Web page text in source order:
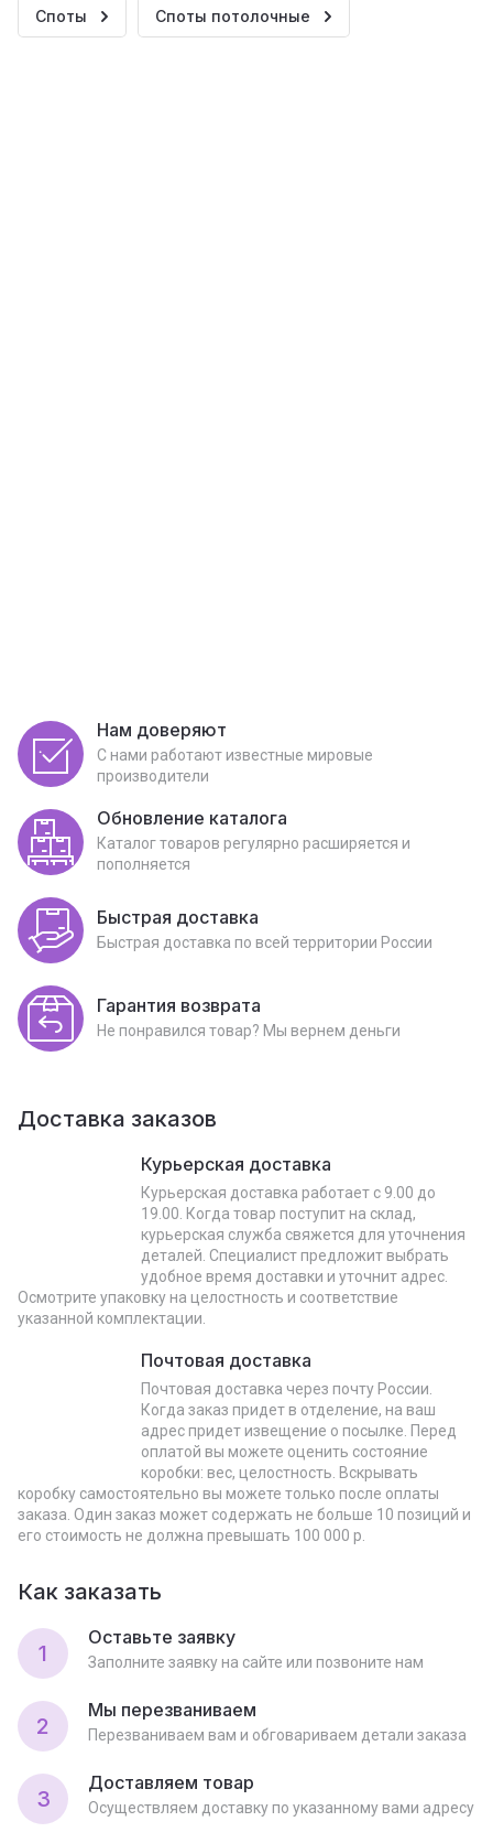
Споты Споты потолочные
Нам доверяют
С нами работают известные мировые
производители
Обновление каталога
Каталог товаров регулярно расширяется и
пополняется
Быстрая доставка
Быстрая доставка по всей территории России
Гарантия возврата
Не понравился товар? Мы вернем деньги
Доставка заказов
Курьерская доставка
Курьерская доставка работает с 9.00 до
19.00. Когда товар поступит на склад,
курьерская служба свяжется для уточнения
деталей. Специалист предложит выбрать
удобное время доставки и уточнит адрес.
Осмотрите упаковку на целостность и соответствие
указанной комплектации.
Почтовая доставка
Почтовая доставка через почту России.
Когда заказ придет в отделение, на ваш
адрес придет извещение о посылке. Перед
оплатой вы можете оценить состояние
коробки: вес, целостность. Вскрывать
коробку самостоятельно вы можете только после оплаты
заказа. Один заказ может содержать не больше 10 позиций и
его стоимость не должна превышать 100 000 р.
Как заказать
1
Оставьте заявку
Заполните заявку на сайте или позвоните нам
2
Мы перезваниваем
Перезваниваем вам и обговариваем детали заказа
3
Доставляем товар
Осуществляем доставку по указанному вами адресу